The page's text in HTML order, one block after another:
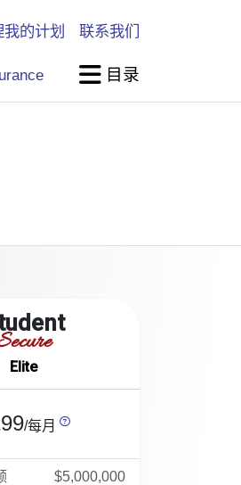
我的计划 联系我们
目录
Elite
/每月
$5,000,000